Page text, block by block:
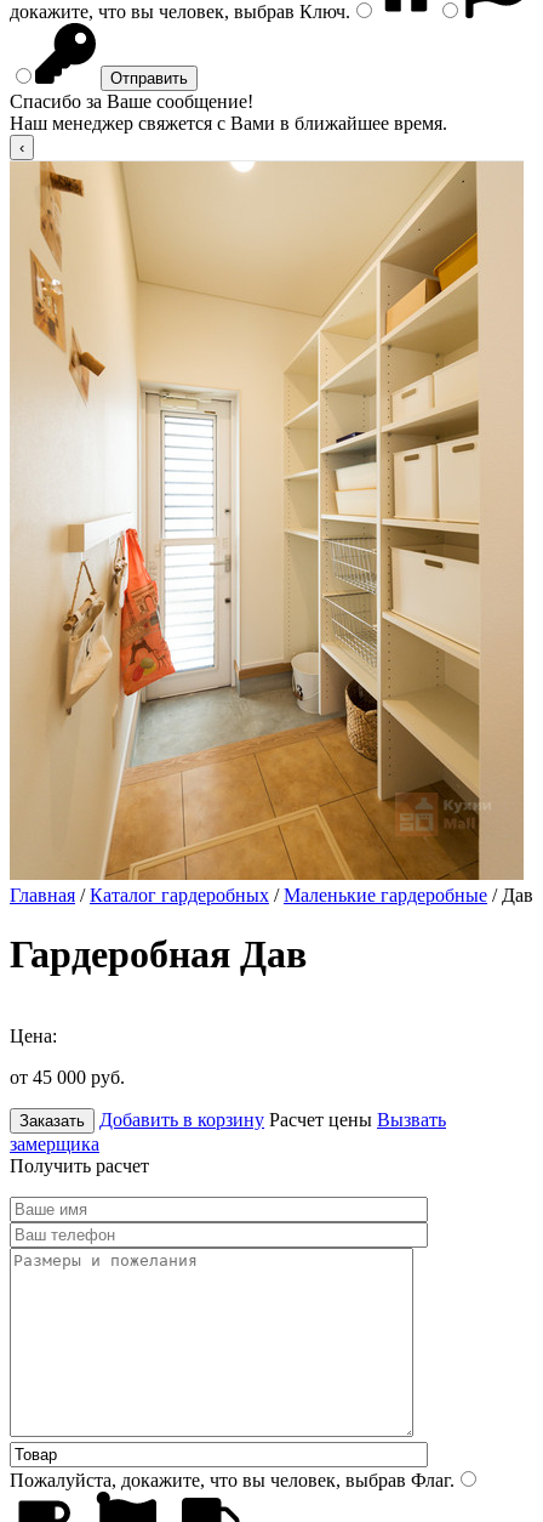
докажите, что вы человек, выбрав Ключ.
Спасибо за Ваше сообщение!
Наш менеджер свяжется с Вами в ближайшее время.
Главная /Каталог гардеробных /Маленькие гардеробные / Дав
Гардеробная Дав
Цена:
от 45 000 руб.
Заказать Добавить в корзину Расчет цены Вызвать
замерщика
Получить расчет
Пожалуйста, докажите, что вы человек, выбрав Флаг.